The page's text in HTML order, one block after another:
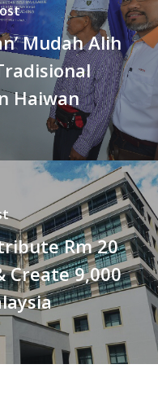
Mudah Alih
Haiwan
Rm 20
Create 9,000